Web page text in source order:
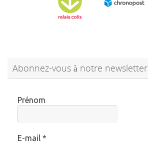
Abonnez-vous à notre newsletter
Prénom
E-mail *